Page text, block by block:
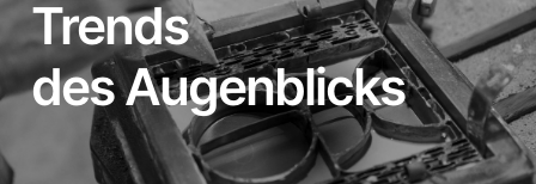
Trends
des Augenblicks